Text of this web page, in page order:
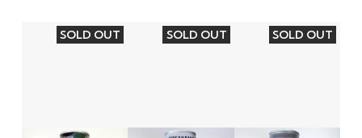
SOLD OUT SOLD OUT SOLD OUT